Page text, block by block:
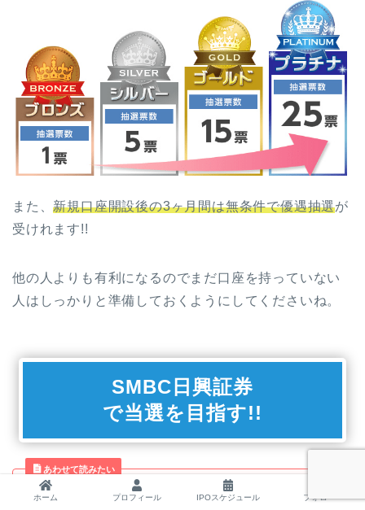
また、新規口座開設後の3ヶ月間は無条件で優遇抽選が
受けれます!!
他の人よりも有利になるのでまだ口座を持っていない
人はしっかりと準備しておくようにしてくださいね。
SMBC日興証券
で当選を目指す!!
あわせて読みたい
ホーム プロフィール IPOスケジュール フォロー